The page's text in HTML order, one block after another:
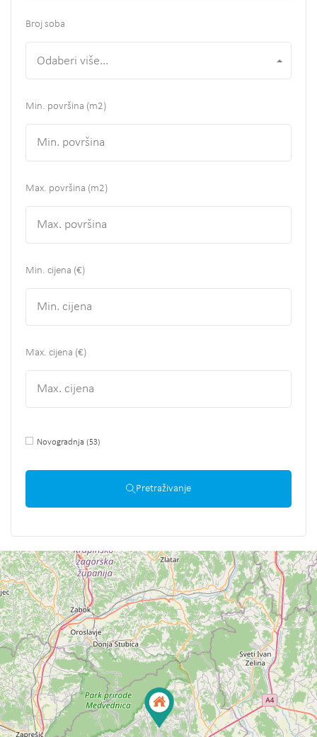
Broj soba
Odaberi više...
Min. površina (m2)
Max. površina (m2)
Min. cijena (€)
Max. cijena (€)
Novogradnja (53)
Pretraživanje